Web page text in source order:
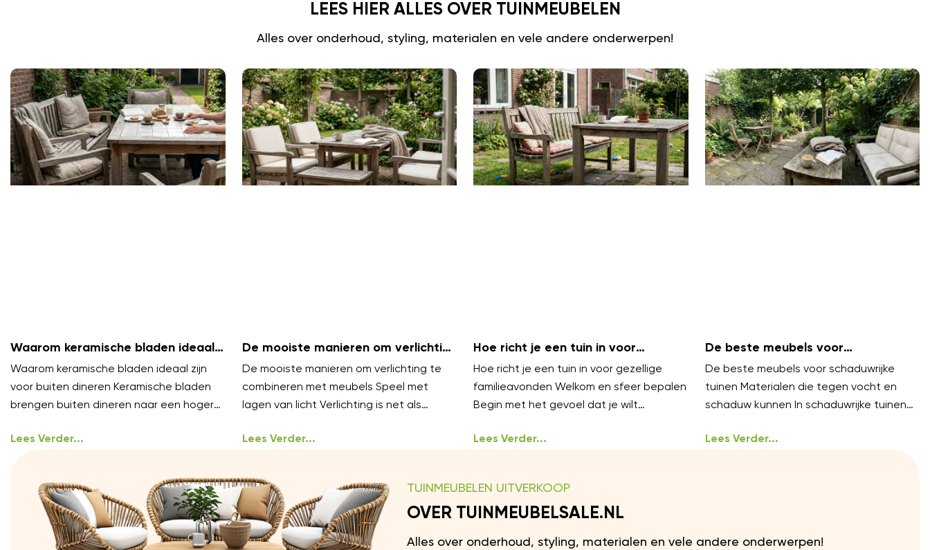
LEES HIER ALLES OVER TUINMEUBELEN
Alles over onderhoud, styling, materialen en vele andere onderwerpen!
Waarom keramische bladen ideaal
zijn voor buiten dineren
Waarom keramische bladen ideaal zijn
voor buiten dineren Keramische bladen
brengen buiten dineren naar een hoger
onder
Lees Verder...
De mooiste manieren om verlichting
te combineren met meubels
De mooiste manieren om verlichting te
combineren met meubels Speel met
lagen van licht Verlichting is net als
Lees Verder...
Hoe richt je een tuin in voor
gezellige familieavonden?
Hoe richt je een tuin in voor gezellige
familieavonden Welkom en sfeer bepalen
Begin met het gevoel dat je wilt
ongedwongen
Lees Verder...
De beste meubels voor
schaduwrijke tuinen
De beste meubels voor schaduwrijke
tuinen Materialen die tegen vocht en
schaduw kunnen In schaduwrijke tuinen
uitdagingen. Kies meubels van
Lees Verder...
TUINMEUBELEN UITVERKOOP
OVER TUINMEUBELSALE.NL
Alles over onderhoud, styling, materialen en vele andere onderwerpen!